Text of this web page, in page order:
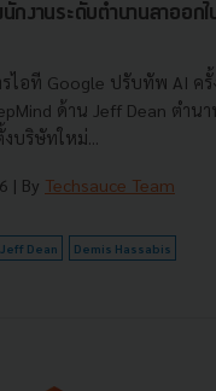
งานระดับตำนานลาออก
ไอที Google ปรับทัพ AI ครั้
ด้าน Jeff Dean ตำ
บริษัทใหม่...
| By Techsauce Team
Jeff Dean Demis Hassabis